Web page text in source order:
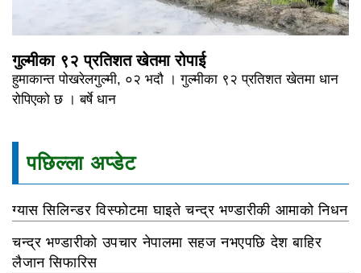
गुल्मीका ९२ प्रतिशत खेतमा रोपाई
हुमाकान्त पोखरेलगुल्मी, ०२ भदौ । गुल्मीका ९२ प्रतिशत खेतमा धान
रोपिएको छ । बर्षे धान
पछिल्ला अप्डेट
ग्यास सिलिन्डर विस्फोटमा घाइते चन्द्र भण्डारीकी आमाको निधन
चन्द्र भण्डारीको उपचार नेपालमा सहज नभएपछि देश बाहिर
लैजान सिफारिस